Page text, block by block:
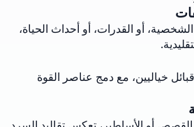
أو القدرات، أو أحداث الحياة،
خياليين، مع دمج عناصر القوة